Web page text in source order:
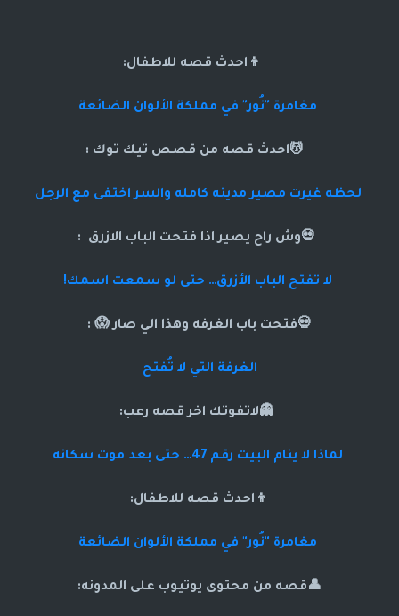
👦احدث قصه للاطفال:
مغامرة "نُور" في مملكة الألوان الضائعة
💆احدث قصه من قصص تيك توك :
لحظه غيرت مصير مدينه كامله والسر اختفى مع الرجل
💀وش راح يصير اذا فتحت الباب الازرق :
لا تفتح الباب الأزرق… حتى لو سمعت اسمك!
💀فتحت باب الغرفه وهذا الي صار 😱 :
الغرفة التي لا تُفتح
👻لاتفوتك اخر قصه رعب:
لماذا لا ينام البيت رقم 47… حتى بعد موت سكانه
👦احدث قصه للاطفال:
مغامرة "نُور" في مملكة الألوان الضائعة
👤قصه من محتوى يوتيوب على المدونه: